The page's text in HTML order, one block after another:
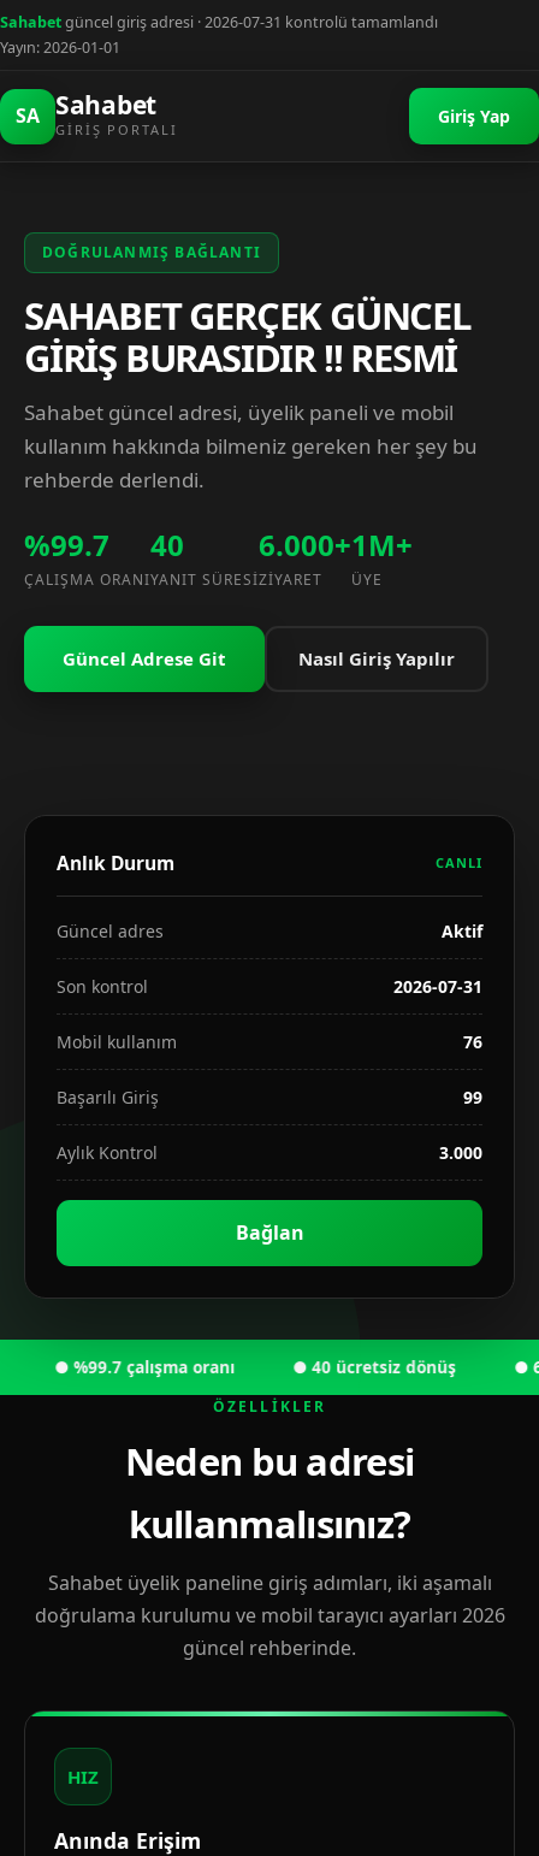
Sahabetgüncel giriş adresi · 2026-07-31 kontrolü tamamlandı
Yayın: 2026-01-01
SA Sahabet
GIRIŞ PORTALI
Giriş Yap
DOĞRULANMIŞ BAĞLANTI
SAHABET GERÇEK GÜNCEL
GİRİŞ BURASIDIR !! RESMİ
Sahabet güncel adresi, üyelik paneli ve mobil
kullanım hakkında bilmeniz gereken her şey bu
rehberde derlendi.
%99.7
ÇALIŞMA ORANI
40
YANIT SÜRESI
6.000+
ZIYARET
1M+
ÜYE
Güncel Adrese Git Nasıl Giriş Yapılır
Anlık Durum CANLI
Güncel adres Aktif
Son kontrol 2026-07-31
Mobil kullanım 76
Başarılı Giriş 99
Aylık Kontrol 3.000
Bağlan
● %99.7 çalışma oranı ● 40 ücretsiz dönüş ●
ÖZELLIKLER
Neden bu adresi
kullanmalısınız?
Sahabet üyelik paneline giriş adımları, iki aşamalı
doğrulama kurulumu ve mobil tarayıcı ayarları 2026
güncel rehberinde.
HIZ
Anında Erişim